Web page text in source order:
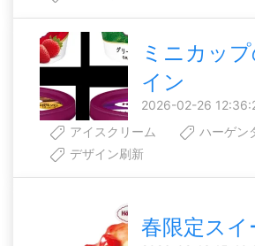
ミニカッ
イン
2026-02-26
アイスクリーム
ハーゲン
デザイン刷新
春限定スイ